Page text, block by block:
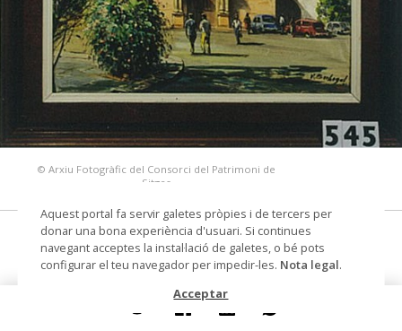
© Arxiu Fotogràfic del Consorci del Patrimoni de
Sitges
Vista del Vinyet
pintura
Aquest portal fa servir galetes pròpies i de tercers per
donar una bona experiència d'usuari. Si continues
navegant acceptes la instal·lació de galetes, o bé pots
configurar el teu navegador per impedir-les. Nota legal.
Acceptar